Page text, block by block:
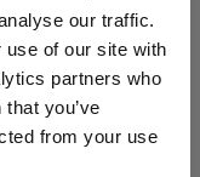
our traffic.
use of our site with
partners who
you’ve
from your use
(€) aus.